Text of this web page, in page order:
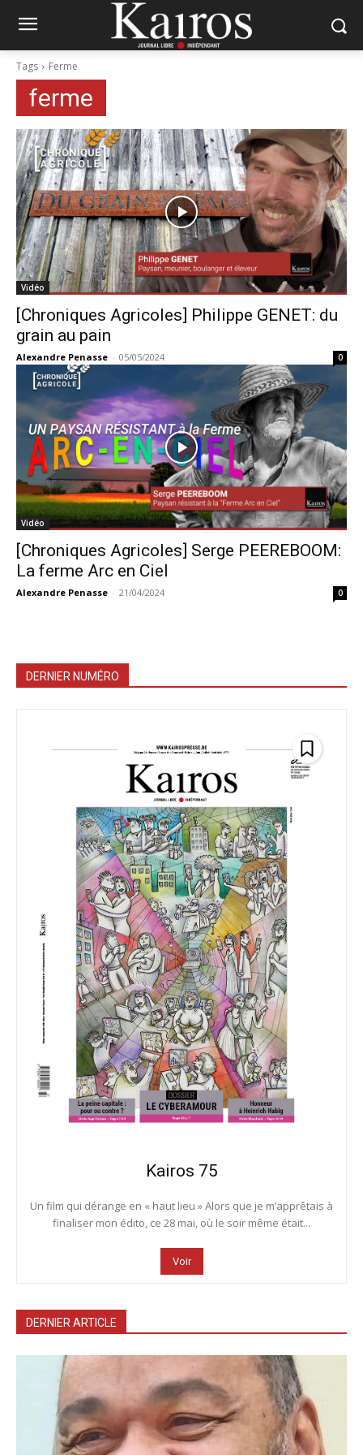
Tags Ferme
ferme
Vidéo
[Chroniques Agricoles] Philippe GENET: du
grain au pain
Alexandre Penasse - 05/05/2024 0
Vidéo
[Chroniques Agricoles] Serge PEEREBOOM:
La ferme Arc en Ciel
Alexandre Penasse - 21/04/2024 0
DERNIER NUMÉRO
Kairos 75
Un film qui dérange en « haut lieu » Alors que je m’apprêtais à
finaliser mon édito, ce 28 mai, où le soir même était...
Voir
DERNIER ARTICLE